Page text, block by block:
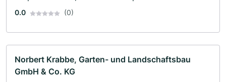
0.0 (0)
Norbert Krabbe, Garten- und Landschaftsbau
GmbH & Co. KG